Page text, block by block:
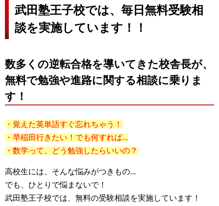
武田塾王子校では、毎日無料受験相
談を実施しています！！
数多くの逆転合格を導いてきた校舎長が、
無料で勉強や進路に関する相談に乗りま
す！
・覚えた英単語すぐ忘れちゃう！
・早稲田行きたい！でも何すれば...
・数学って、どう勉強したらいいの？
高校生には、そんな悩みがつきもの...
でも、ひとりで悩まないで！
武田塾王子校では、無料の受験相談を実施しています！